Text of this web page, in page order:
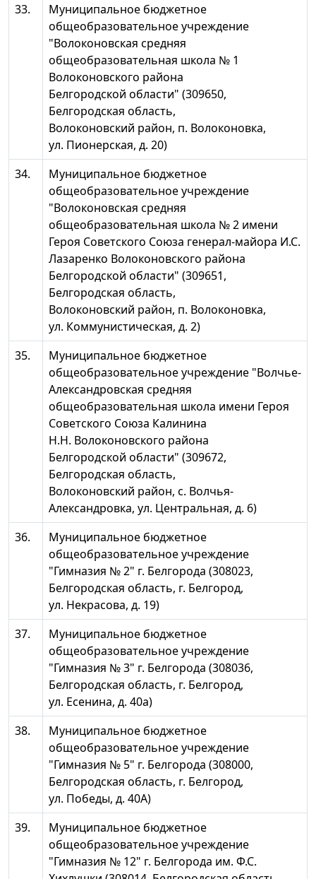
33.
Муниципальное бюджетное
общеобразовательное учреждение
"Волоконовская средняя
общеобразовательная школа № 1
Волоконовского района
Белгородской области" (309650,
Белгородская область,
Волоконовский район, п. Волоконовка,
ул. Пионерская, д. 20)
34.
Муниципальное бюджетное
общеобразовательное учреждение
"Волоконовская средняя
общеобразовательная школа № 2 имени
Героя Советского Союза генерал-майора И.С.
Лазаренко Волоконовского района
Белгородской области" (309651,
Белгородская область,
Волоконовский район, п. Волоконовка,
ул. Коммунистическая, д. 2)
35.
Муниципальное бюджетное
общеобразовательное учреждение "Волчье-
Александровская средняя
общеобразовательная школа имени Героя
Советского Союза Калинина
Н.Н. Волоконовского района
Белгородской области" (309672,
Белгородская область,
Волоконовский район, с. Волчья-
Александровка, ул. Центральная, д. 6)
36.
Муниципальное бюджетное
общеобразовательное учреждение
"Гимназия № 2" г. Белгорода (308023,
Белгородская область, г. Белгород,
ул. Некрасова, д. 19)
37.
Муниципальное бюджетное
общеобразовательное учреждение
"Гимназия № 3" г. Белгорода (308036,
Белгородская область, г. Белгород,
ул. Есенина, д. 40а)
38.
Муниципальное бюджетное
общеобразовательное учреждение
"Гимназия № 5" г. Белгорода (308000,
Белгородская область, г. Белгород,
ул. Победы, д. 40А)
39.
Муниципальное бюджетное
общеобразовательное учреждение
"Гимназия № 12" г. Белгорода им. Ф.С.